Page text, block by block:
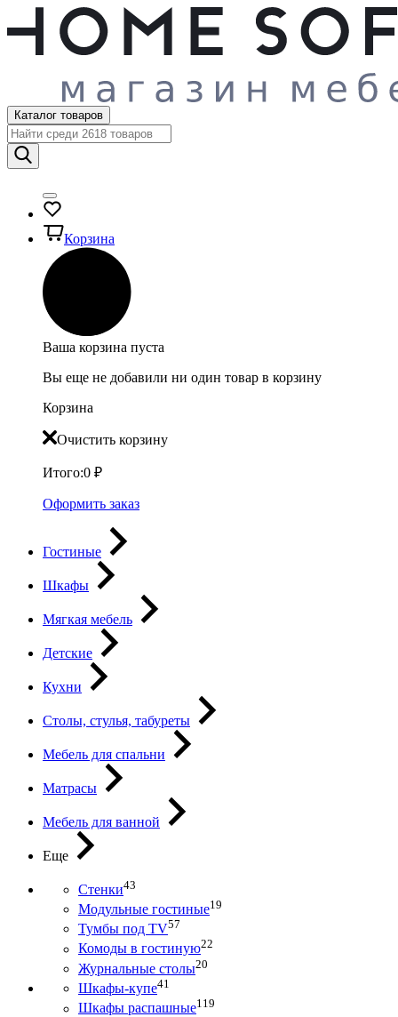
Каталог товаров
Корзина
Ваша корзина пуста
Вы еще не добавили ни один товар в корзину
Корзина
Очистить корзину
Итого:0 ₽
Оформить заказ
Гостиные
Шкафы
Мягкая мебель
Детские
Кухни
Столы, стулья, табуреты
Мебель для спальни
Матрасы
Мебель для ванной
Еще
Стенки43
Модульные гостиные19
Тумбы под ТV57
Комоды в гостиную22
Журнальные столы20
Шкафы-купе41
Шкафы распашные119